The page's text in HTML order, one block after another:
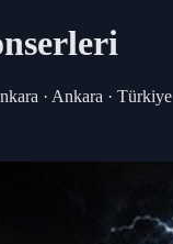
· Ankara · Türkiye